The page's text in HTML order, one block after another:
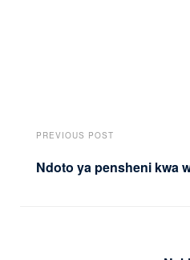
PREVIOUS POST
Ndoto ya pensheni kwa